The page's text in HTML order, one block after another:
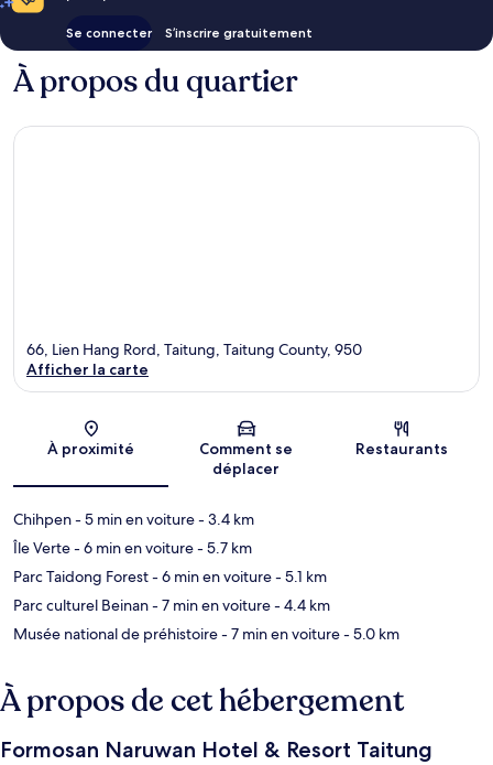
Se connecter S’inscrire gratuitement
À propos du quartier
Carte
66, Lien Hang Rord, Taitung, Taitung County, 950
Afficher la carte
À proximité
Comment se
déplacer
Restaurants
Chihpen- 5 min en voiture- 3.4 km
Île Verte- 6 min en voiture- 5.7 km
Parc Taidong Forest- 6 min en voiture- 5.1 km
Parc culturel Beinan- 7 min en voiture- 4.4 km
Musée national de préhistoire- 7 min en voiture- 5.0 km
À propos de cet hébergement
Formosan Naruwan Hotel & Resort Taitung